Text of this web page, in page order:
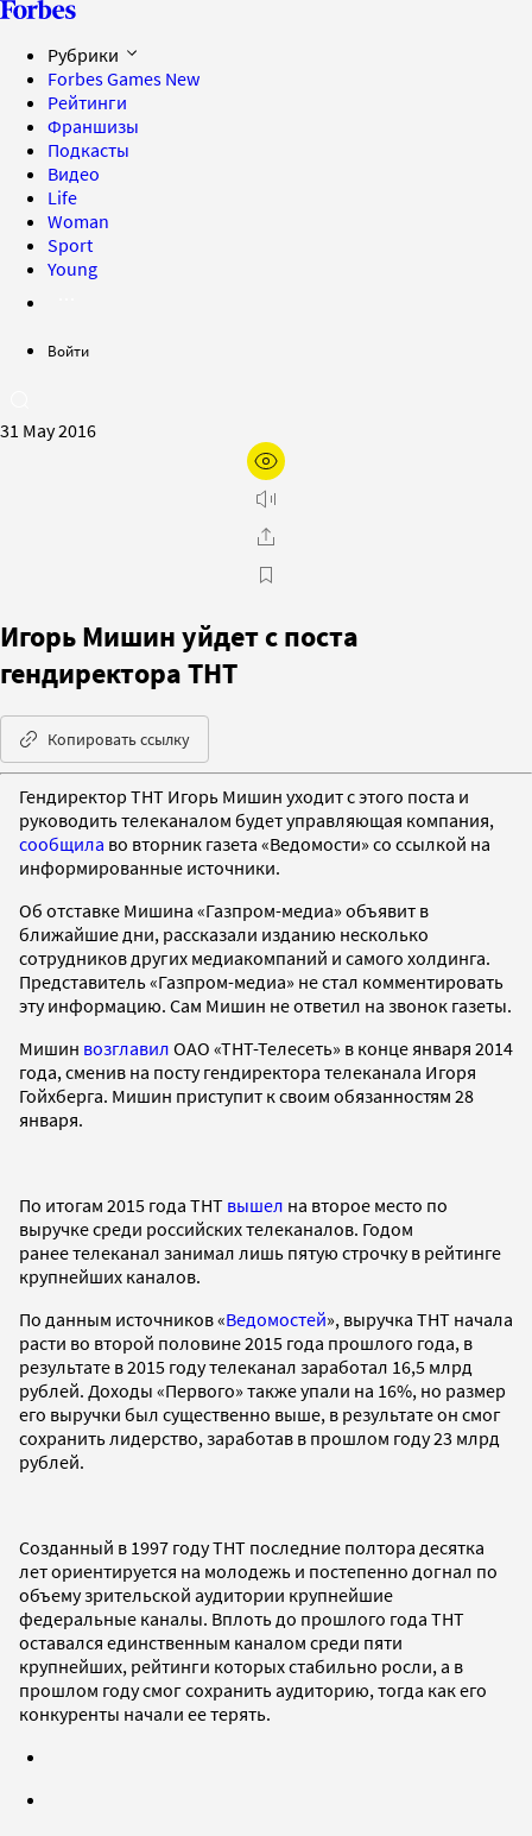
Рубрики
Forbes Games New
Рейтинги
Франшизы
Подкасты
Видео
Life
Woman
Sport
Young
Войти
31 May 2016
Игорь Мишин уйдет с поста
гендиректора ТНТ
Копировать ссылку
Гендиректор ТНТ Игорь Мишин уходит с этого поста и
руководить телеканалом будет управляющая компания,
сообщила во вторник газета «Ведомости» со ссылкой на
информированные источники.
Об отставке Мишина «Газпром-медиа» объявит в
ближайшие дни, рассказали изданию несколько
сотрудников других медиакомпаний и самого холдинга.
Представитель «Газпром-медиа» не стал комментировать
эту информацию. Сам Мишин не ответил на звонок газеты.
Мишин возглавил ОАО «ТНТ-Телесеть» в конце января 2014
года, сменив на посту гендиректора телеканала Игоря
Гойхберга. Мишин приступит к своим обязанностям 28
января.
По итогам 2015 года ТНТ вышел на второе место по
выручке среди российских телеканалов. Годом
ранее телеканал занимал лишь пятую строчку в рейтинге
крупнейших каналов.
По данным источников «Ведомостей», выручка ТНТ начала
расти во второй половине 2015 года прошлого года, в
результате в 2015 году телеканал заработал 16,5 млрд
рублей. Доходы «Первого» также упали на 16%, но размер
его выручки был существенно выше, в результате он смог
сохранить лидерство, заработав в прошлом году 23 млрд
рублей.
Созданный в 1997 году ТНТ последние полтора десятка
лет ориентируется на молодежь и постепенно догнал по
объему зрительской аудитории крупнейшие
федеральные каналы. Вплоть до прошлого года ТНТ
оставался единственным каналом среди пяти
крупнейших, рейтинги которых стабильно росли, а в
прошлом году смог сохранить аудиторию, тогда как его
конкуренты начали ее терять.